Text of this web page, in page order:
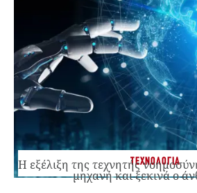
ΤΕΧΝΟΛΟΓΙΑ
Η εξέλιξη της τεχνητής
μηχανή και ξεκινά ο